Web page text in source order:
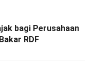
bagi Perusahaan
RDF